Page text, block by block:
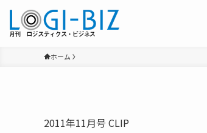
ホーム
2011年11月号 CLIP